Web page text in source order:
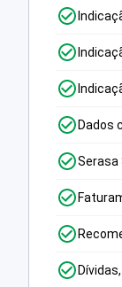
Dados
Serasa